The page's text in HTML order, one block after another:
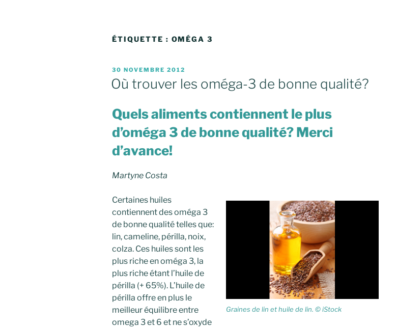
ÉTIQUETTE : OMÉGA 3
PUBLIÉ
LE
30 NOVEMBRE 2012
Où trouver les oméga-3 de bonne qualité?
Quels aliments contiennent le plus
d’oméga 3 de bonne qualité? Merci
d’avance!
Martyne Costa
Graines de lin et huile de lin. © iStock
Certaines huiles
contiennent des oméga 3
de bonne qualité telles que:
lin, cameline, périlla, noix,
colza. Ces huiles sont les
plus riche en oméga 3, la
plus riche étant l’huile de
périlla (+ 65%). L’huile de
périlla offre en plus le
meilleur équilibre entre
omega 3 et 6 et ne s’oxyde